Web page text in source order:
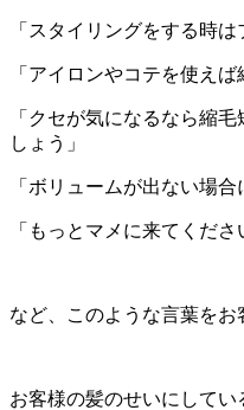
「スタイリングをする時は
「アイロンやコテを使え
「クセが気になるなら縮
しょう」
「ボリュームが出ない場
「もっとマメに来てくださ
など、このような言葉をお
お客様の髪のせいにして